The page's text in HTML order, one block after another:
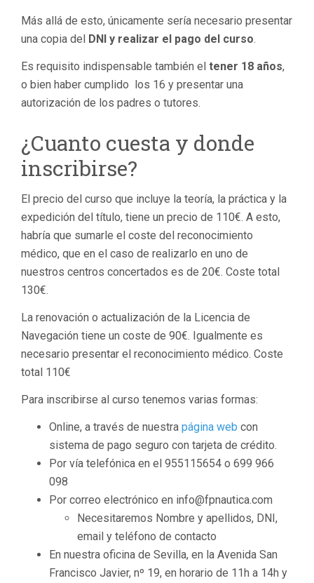
Más allá de esto, únicamente sería necesario presentar
una copia del DNI y realizar el pago del curso.
Es requisito indispensable también el tener 18 años,
o bien haber cumplido los 16 y presentar una
autorización de los padres o tutores.
¿Cuanto cuesta y donde
inscribirse?
El precio del curso que incluye la teoría, la práctica y la
expedición del título, tiene un precio de 110€. A esto,
habría que sumarle el coste del reconocimiento
médico, que en el caso de realizarlo en uno de
nuestros centros concertados es de 20€. Coste total
130€.
La renovación o actualización de la Licencia de
Navegación tiene un coste de 90€. Igualmente es
necesario presentar el reconocimiento médico. Coste
total 110€
Para inscribirse al curso tenemos varias formas:
Online, a través de nuestra página web con
sistema de pago seguro con tarjeta de crédito.
Por vía telefónica en el 955115654 o 699 966
098
Por correo electrónico en info@fpnautica.com
Necesitaremos Nombre y apellidos, DNI,
email y teléfono de contacto
En nuestra oficina de Sevilla, en la Avenida San
Francisco Javier, nº 19, en horario de 11h a 14h y